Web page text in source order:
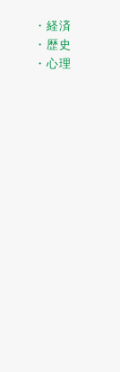
・経済
・歴史
・心理